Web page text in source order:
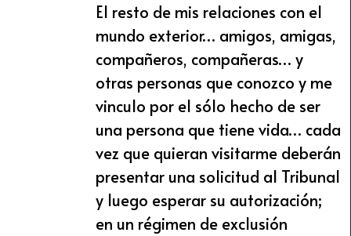
El resto de mis relaciones con el
mundo exterior… amigos, amigas,
compañeros, compañeras… y
otras personas que conozco y me
vinculo por el sólo hecho de ser
una persona que tiene vida… cada
vez que quieran visitarme deberán
presentar una solicitud al Tribunal
y luego esperar su autorización;
en un régimen de exclusión